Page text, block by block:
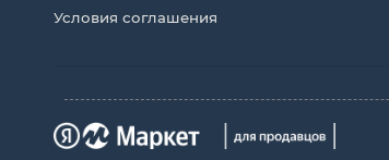
Условия соглашения